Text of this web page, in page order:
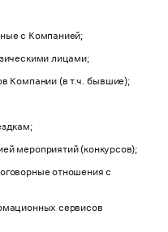
с Компанией;
лицами;
Компании (в т.ч. бывшие);
мероприятий (конкурсов);
отношения с
сервисов